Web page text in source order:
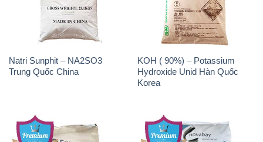
Natri Sunphit – NA2SO3
Trung Quốc China
KOH ( 90%) – Potassium
Hydroxide Unid Hàn Quốc
Korea